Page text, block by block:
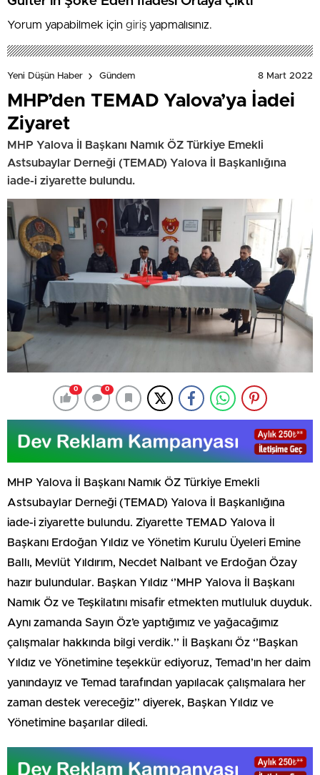
Yorum yapabilmek için giriş yapmalısınız.
Yeni Düşün Haber Gündem 8 Mart 2022
MHP’den TEMAD Yalova’ya İadei
Ziyaret
MHP Yalova İl Başkanı Namık ÖZ Türkiye Emekli
Astsubaylar Derneği (TEMAD) Yalova İl Başkanlığına
iade-i ziyarette bulundu.
0 0
MHP Yalova İl Başkanı Namık ÖZ Türkiye Emekli
Astsubaylar Derneği (TEMAD) Yalova İl Başkanlığına
iade-i ziyarette bulundu. Ziyarette TEMAD Yalova İl
Başkanı Erdoğan Yıldız ve Yönetim Kurulu Üyeleri Emine
Ballı, Mevlüt Yıldırım, Necdet Nalbant ve Erdoğan Özay
hazır bulundular. Başkan Yıldız ‘’MHP Yalova İl Başkanı
Namık Öz ve Teşkilatını misafir etmekten mutluluk duyduk.
Aynı zamanda Sayın Öz’e yaptığımız ve yağacağımız
çalışmalar hakkında bilgi verdik.’’ İl Başkanı Öz ‘’Başkan
Yıldız ve Yönetimine teşekkür ediyoruz, Temad’ın her daim
yanındayız ve Temad tarafından yapılacak çalışmalara her
zaman destek vereceğiz’’ diyerek, Başkan Yıldız ve
Yönetimine başarılar diledi.